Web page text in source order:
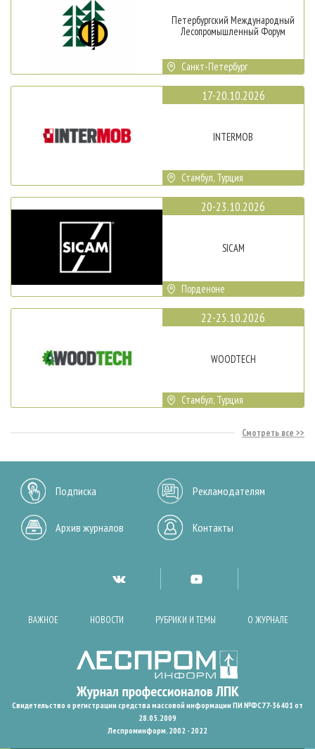
Петербургский Международный
Лесопромышленный Форум
Санкт-Петербург
17-20.10.2026
INTERMOB
Стамбул, Турция
20-23.10.2026
SICAM
Порденоне
22-25.10.2026
WOODTECH
Стамбул, Турция
Смотреть все
Подписка Рекламодателям
Архив журналов Контакты
ВАЖНОЕ НОВОСТИ РУБРИКИ И ТЕМЫ О ЖУРНАЛЕ
Свидетельство о регистрации средства массовой информации ПИ №ФС77-36401 от
28.05.2009
Леспроминформ. 2002 - 2022